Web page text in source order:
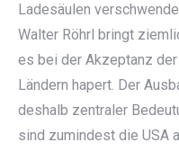
Ladesäulen
Walter Röhrl bringt
es bei der Akzeptanz
Ländern hapert. Der
deshalb zentraler
sind zumindest die USA